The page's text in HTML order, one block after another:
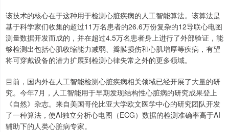
该技术的核心在于这种用于检测心脏疾病的人工智能算法。该算法是
基于科学家们收集的超过11万名患者的26.6万份复杂的12导联心电图
测量数据开发而成的，并在超过4.5万名患者身上进行了外部验证，能
够检测出包括心肌收缩能力减弱、瓣膜损伤和心肌增厚等疾病，有望
将可穿戴设备的潜力扩展到检测心律失常之外的更多领域。
目前，国内外在人工智能检测心脏疾病相关领域已经开展了大量的研
究。今年7月，人工智能用于早期发现结构性心脏病的研究成果登上
《自然》杂志。来自美国哥伦比亚大学欧文医学中心的研究团队开发
了一种算法，使AI独立分析心电图（ECG）数据的检测准确率高于AI
辅助下的人类心脏病专家。